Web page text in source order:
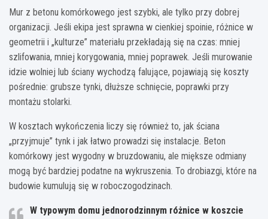
Mur z betonu komórkowego jest szybki, ale tylko przy dobrej
organizacji. Jeśli ekipa jest sprawna w cienkiej spoinie, różnice w
geometrii i „kulturze” materiału przekładają się na czas: mniej
szlifowania, mniej korygowania, mniej poprawek. Jeśli murowanie
idzie wolniej lub ściany wychodzą falujące, pojawiają się koszty
pośrednie: grubsze tynki, dłuższe schnięcie, poprawki przy
montażu stolarki.
W kosztach wykończenia liczy się również to, jak ściana
„przyjmuje” tynk i jak łatwo prowadzi się instalacje. Beton
komórkowy jest wygodny w bruzdowaniu, ale miększe odmiany
mogą być bardziej podatne na wykruszenia. To drobiazgi, które na
budowie kumulują się w roboczogodzinach.
W typowym domu jednorodzinnym różnice w koszcie